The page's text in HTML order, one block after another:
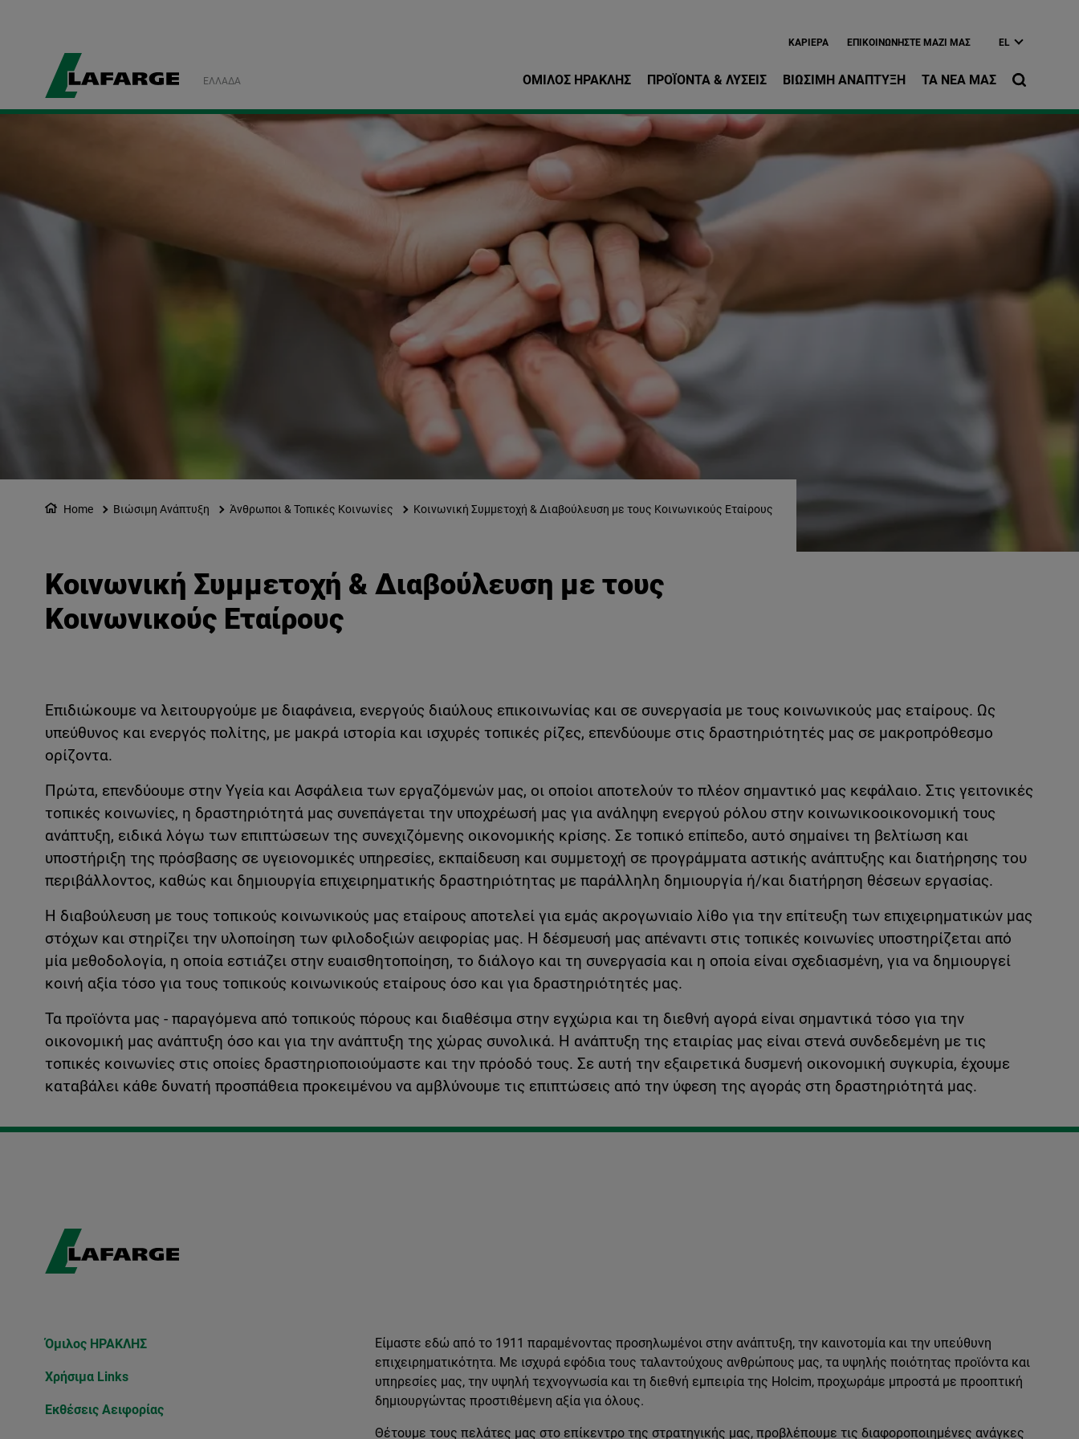
ΕΛΛΆΔΑ
ΚΑΡΙΈΡΑ EΠΙΚΟΙΝΩΝΉΣΤΕ ΜΑΖΊ ΜΑΣ EL
ΌΜΙΛΟΣ ΗΡΑΚΛΗΣ ΠΡΟΪΌΝΤΑ & ΛΎΣΕΙΣ ΒΙΏΣΙΜΗ ΑΝΆΠΤΥΞΗ ΤΑ ΝΈΑ ΜΑΣ
Home Βιώσιμη Ανάπτυξη Άνθρωποι & Τοπικές Κοινωνίες Κοινωνική Συμμετοχή & Διαβούλευση με τους Κοινωνικούς Εταίρους
Κοινωνική Συμμετοχή & Διαβούλευση με τους
Κοινωνικούς Εταίρους
Επιδιώκουμε να λειτουργούμε με διαφάνεια, ενεργούς διαύλους επικοινωνίας και σε συνεργασία με τους κοινωνικούς μας εταίρους. Ως
υπεύθυνος και ενεργός πολίτης, με μακρά ιστορία και ισχυρές τοπικές ρίζες, επενδύουμε στις δραστηριότητές μας σε μακροπρόθεσμο
ορίζοντα.
Πρώτα, επενδύουμε στην Υγεία και Ασφάλεια των εργαζόμενών μας, οι οποίοι αποτελούν το πλέον σημαντικό μας κεφάλαιο. Στις γειτονικές
τοπικές κοινωνίες, η δραστηριότητά μας συνεπάγεται την υποχρέωσή μας για ανάληψη ενεργού ρόλου στην κοινωνικοοικονομική τους
ανάπτυξη, ειδικά λόγω των επιπτώσεων της συνεχιζόμενης οικονομικής κρίσης. Σε τοπικό επίπεδο, αυτό σημαίνει τη βελτίωση και
υποστήριξη της πρόσβασης σε υγειονομικές υπηρεσίες, εκπαίδευση και συμμετοχή σε προγράμματα αστικής ανάπτυξης και διατήρησης του
περιβάλλοντος, καθώς και δημιουργία επιχειρηματικής δραστηριότητας με παράλληλη δημιουργία ή/και διατήρηση θέσεων εργασίας.
Η διαβούλευση με τους τοπικούς κοινωνικούς μας εταίρους αποτελεί για εμάς ακρογωνιαίο λίθο για την επίτευξη των επιχειρηματικών μας
στόχων και στηρίζει την υλοποίηση των φιλοδοξιών αειφορίας μας. Η δέσμευσή μας απέναντι στις τοπικές κοινωνίες υποστηρίζεται από
μία μεθοδολογία, η οποία εστιάζει στην ευαισθητοποίηση, το διάλογο και τη συνεργασία και η οποία είναι σχεδιασμένη, για να δημιουργεί
κοινή αξία τόσο για τους τοπικούς κοινωνικούς εταίρους όσο και για δραστηριότητές μας.
Τα προϊόντα μας - παραγόμενα από τοπικούς πόρους και διαθέσιμα στην εγχώρια και τη διεθνή αγορά είναι σημαντικά τόσο για την
οικονομική μας ανάπτυξη όσο και για την ανάπτυξη της χώρας συνολικά. Η ανάπτυξη της εταιρίας μας είναι στενά συνδεδεμένη με τις
τοπικές κοινωνίες στις οποίες δραστηριοποιούμαστε και την πρόοδό τους. Σε αυτή την εξαιρετικά δυσμενή οικονομική συγκυρία, έχουμε
καταβάλει κάθε δυνατή προσπάθεια προκειμένου να αμβλύνουμε τις επιπτώσεις από την ύφεση της αγοράς στη δραστηριότητά μας.
Όμιλος ΗΡΑΚΛΗΣ
Χρήσιμα Links
Εκθέσεις Αειφορίας
Είμαστε εδώ από το 1911 παραμένοντας προσηλωμένοι στην ανάπτυξη, την καινοτομία και την υπεύθυνη
επιχειρηματικότητα. Με ισχυρά εφόδια τους ταλαντούχους ανθρώπους μας, τα υψηλής ποιότητας προϊόντα και
υπηρεσίες μας, την υψηλή τεχνογνωσία και τη διεθνή εμπειρία της Holcim, προχωράμε μπροστά με προοπτική
δημιουργώντας προστιθέμενη αξία για όλους.
Θέτουμε τους πελάτες μας στο επίκεντρο της στρατηγικής μας, προβλέπουμε τις διαφοροποιημένες ανάγκες